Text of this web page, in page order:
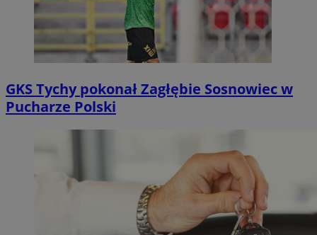
GKS Tychy pokonał Zagłębie Sosnowiec w
Pucharze Polski